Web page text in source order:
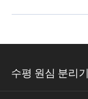
수평 원심 분리기